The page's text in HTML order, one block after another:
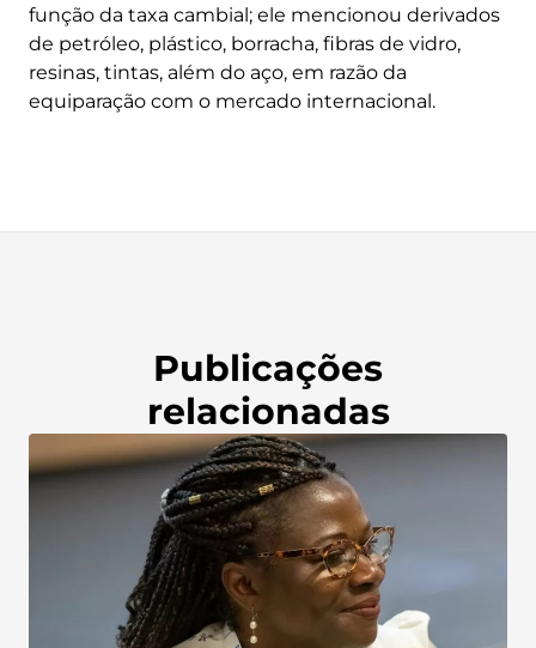
função da taxa cambial; ele mencionou derivados
de petróleo, plástico, borracha, fibras de vidro,
resinas, tintas, além do aço, em razão da
equiparação com o mercado internacional.
Publicações
relacionadas